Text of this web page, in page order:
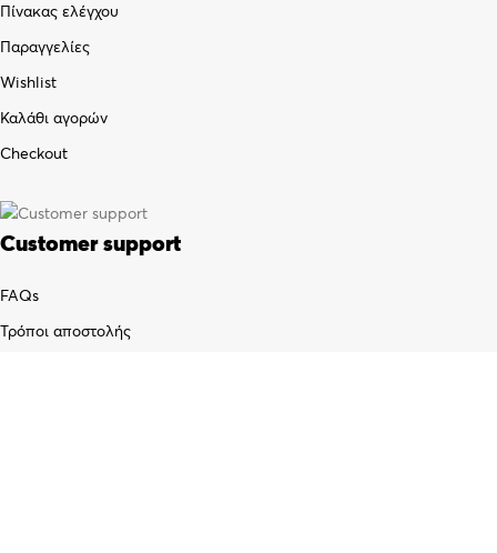
Πίνακας ελέγχου
Παραγγελίες
Wishlist
Καλάθι αγορών
Checkout
Customer support
FAQs
Τρόποι αποστολής